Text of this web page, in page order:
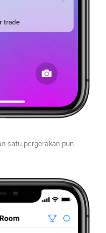
satu pergerakan pun